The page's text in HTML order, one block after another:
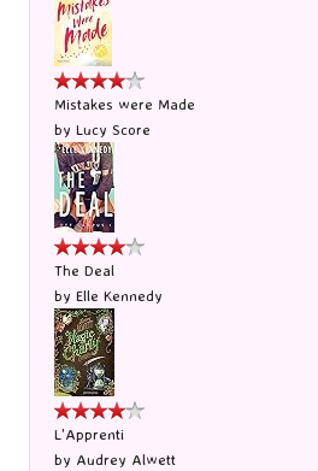
Mistakes were Made
by Lucy Score
The Deal
by Elle Kennedy
L'Apprenti
by Audrey Alwett